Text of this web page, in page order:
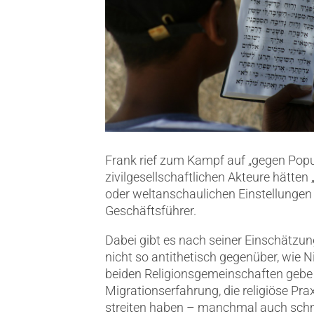
Frank rief zum Kampf auf „gegen
zivilgesellschaftlichen Akteure hätten
oder weltanschaulichen
Geschäftsführer.
Dabei gibt es nach seiner
nicht so antithetisch gegenüber, wie
beiden Religionsgemeinschaften
Migrationserfahrung, die religiöse
streiten haben – manchmal auch